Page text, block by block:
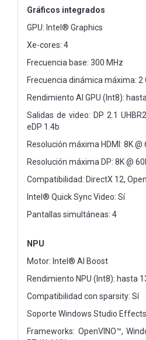
Gráficos integrados
GPU: Intel® Graphics
Xe-cores: 4
Frecuencia base: 300 MHz
Frecuencia dinámica máxima: 2
Rendimiento AI GPU (Int8):
Salidas de video: DP 2.1
eDP 1.4b
Resolución máxima HDMI: 8K @
Resolución máxima DP: 8K @
Compatibilidad: DirectX 12,
Intel® Quick Sync Video: Sí
Pantallas simultáneas: 4
NPU
Motor: Intel® AI Boost
Rendimiento NPU (Int8): hasta
Compatibilidad con sparsity: Sí
Soporte Windows Studio
Frameworks: OpenVINO™,